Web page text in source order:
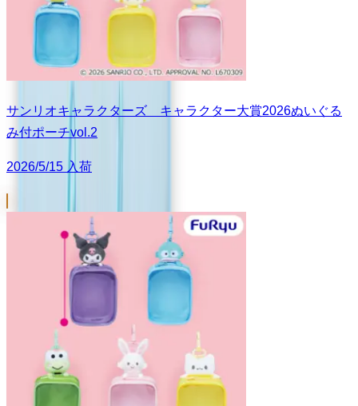
サンリオキャラクターズ キャラクター大賞2026ぬいぐる
み付ポーチvol.2
2026/5/15 入荷